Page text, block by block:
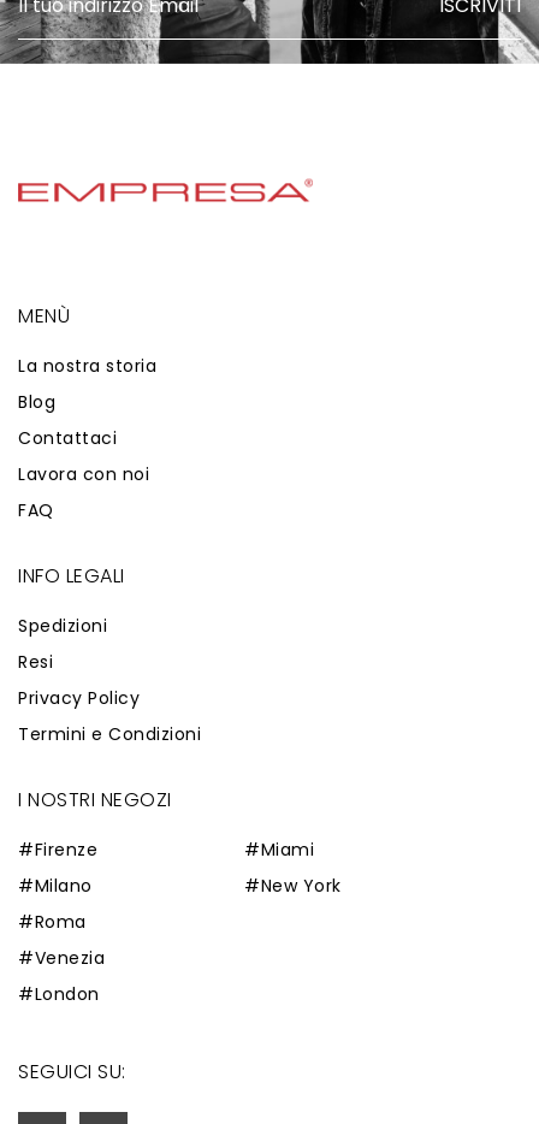
ISCRIVITI
MENÙ
La nostra storia
Blog
Contattaci
Lavora con noi
FAQ
INFO LEGALI
Spedizioni
Resi
Privacy Policy
Termini e Condizioni
I NOSTRI NEGOZI
#Firenze
#Milano
#Roma
#Venezia
#London
#Miami
#New York
SEGUICI SU: